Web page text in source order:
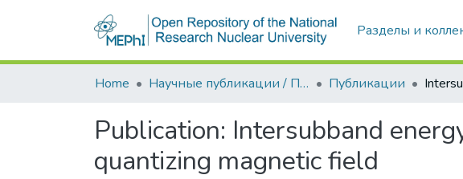
Communities & Collections
Home Научные публикации / Препринты Публикации
Publication: Intersubband
quantizing magnetic field